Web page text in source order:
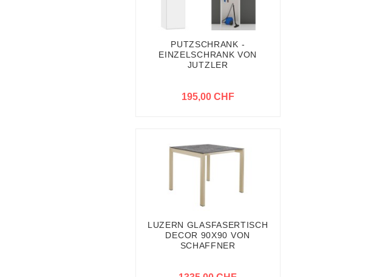
PUTZSCHRANK -
EINZELSCHRANK VON
JUTZLER
195,00 CHF
LUZERN GLASFASERTISCH
DECOR 90X90 VON
SCHAFFNER